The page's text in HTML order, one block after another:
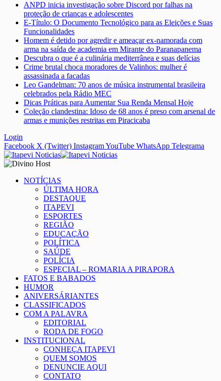
ANPD inicia investigação sobre Discord por falhas na
proteção de crianças e adolescentes
E-Título: O Documento Tecnológico para as Eleições e Suas
Funcionalidades
Homem é detido por agredir e ameaçar ex-namorada com
arma na saída de academia em Mirante do Paranapanema
Descubra o que é a culinária mediterrânea e suas delícias
Crime brutal choca moradores de Valinhos: mulher é
assassinada a facadas
Leo Gandelman: 70 anos de música instrumental brasileira
celebrados pela Rádio MEC
Dicas Práticas para Aumentar Sua Renda Mensal Hoje
Coleção clandestina: Idoso de 68 anos é preso com arsenal de
armas e munições restritas em Piracicaba
Login
Facebook X (Twitter) InstagramYouTube WhatsApp Telegrama
NOTÍCIAS
ÚLTIMA HORA
DESTAQUE
ITAPEVI
ESPORTES
REGIÃO
EDUCAÇÃO
POLÍTICA
SAÚDE
POLÍCIA
ESPECIAL – ROMARIA A PIRAPORA
FATOS E BABADOS
HUMOR
ANIVERSÁRIANTES
CLASSIFICADOS
COM A PALAVRA
EDITORIAL
RODA DE FOGO
INSTITUCIONAL
CONHEÇA ITAPEVI
QUEM SOMOS
DENUNCIE AQUI
CONTATO